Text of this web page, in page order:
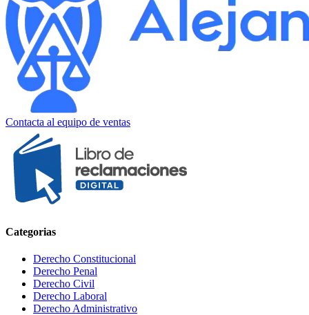
Contacta al equipo de ventas
Categorias
Derecho Constitucional
Derecho Penal
Derecho Civil
Derecho Laboral
Derecho Administrativo